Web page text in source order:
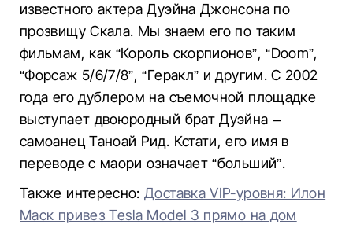
известного актера Дуэйна Джонсона по
прозвищу Скала. Мы знаем его по таким
фильмам, как “Король скорпионов”, “Doom”,
“Форсаж 5/6/7/8”, “Геракл” и другим. С 2002
года его дублером на съемочной площадке
выступает двоюродный брат Дуэйна –
самоанец Таноай Рид. Кстати, его имя в
переводе с маори означает “больший”.
Также интересно:Доставка VIP-уровня: Илон
Маск привез Tesla Model 3 прямо на дом